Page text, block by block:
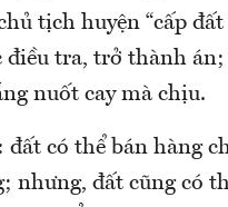
tịch huyện “cấp
điều tra, trở thành
nuốt cay mà chịu.
có thể bán hàng
nhưng, đất cũng có